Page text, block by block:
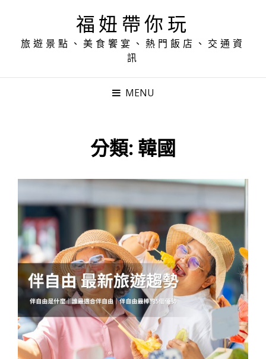
福妞帶你玩
旅遊景點、美食饗宴、熱門飯店、交通資
訊
MENU
分類: 韓國